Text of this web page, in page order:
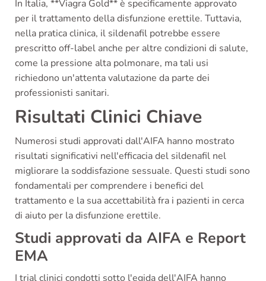
In Italia, **Viagra Gold** è specificamente approvato
per il trattamento della disfunzione erettile. Tuttavia,
nella pratica clinica, il sildenafil potrebbe essere
prescritto off-label anche per altre condizioni di salute,
come la pressione alta polmonare, ma tali usi
richiedono un'attenta valutazione da parte dei
professionisti sanitari.
Risultati Clinici Chiave
Numerosi studi approvati dall'AIFA hanno mostrato
risultati significativi nell'efficacia del sildenafil nel
migliorare la soddisfazione sessuale. Questi studi sono
fondamentali per comprendere i benefici del
trattamento e la sua accettabilità fra i pazienti in cerca
di aiuto per la disfunzione erettile.
Studi approvati da AIFA e Report
EMA
I trial clinici condotti sotto l'egida dell'AIFA hanno